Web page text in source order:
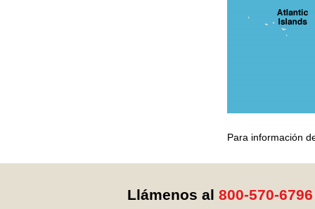
Para información
Llámenos al 800-570-6796